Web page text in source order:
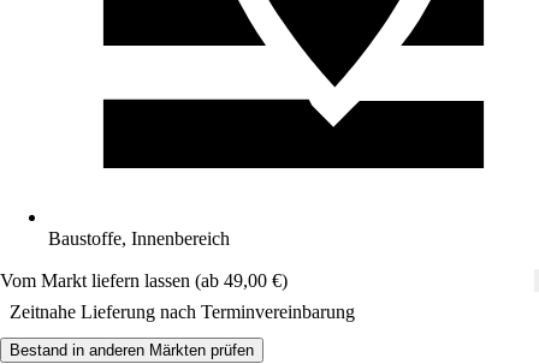
Baustoffe, Innenbereich
Vom Markt liefern lassen (ab 49,00 €)
Zeitnahe Lieferung nach Terminvereinbarung
Bestand in anderen Märkten prüfen